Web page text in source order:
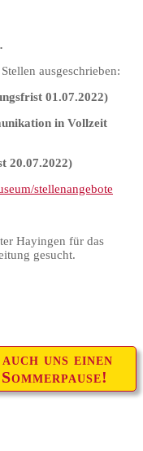
ausgeschrieben:
01.07.2022)
in Vollzeit
20.07.2022)
stellenangebote
Hayingen für das
gesucht.
uns einen